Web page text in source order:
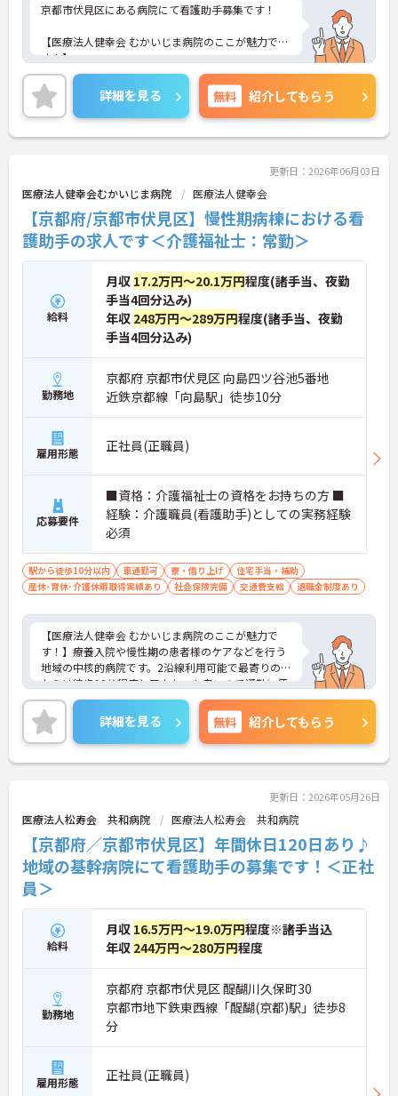
京都市伏見区にある病院にて看護助手募集です！
【医療法人健幸会 むかいじま病院のここが魅力で
す！】
療養入院や慢性期の患者様のケアなどを行う地域の
中核的病院です。2沿線利用可能で最寄りの駅からは
徒歩10分程度とアクセスも良いので通勤に便利で
す。残業が月平均5時間程度と少なく、賞与や各種手
当が充実していたりなど、長く勤めやすい環境で
ご興味のある方はお気軽にご相談ください。面接対
策など詳細をお伝えいたします。
詳細を見る 無料 紹介してもらう
更新日：2026年06月03日
医療法人健幸会むかいじま病院 医療法人健幸会
【京都府/京都市伏見区】慢性期病棟における看
護助手の求人です＜介護福祉士：常勤＞
給料
月収 17.2万円～20.1万円程度(諸手当、夜勤
手当4回分込み)
年収 248万円～289万円程度(諸手当、夜勤
手当4回分込み)
勤務地
京都府 京都市伏見区 向島四ツ谷池5番地
近鉄京都線「向島駅」徒歩10分
雇用形態 正社員(正職員)
応募要件
■資格：介護福祉士の資格をお持ちの方 ■
経験：介護職員(看護助手)としての実務経験
必須
駅から徒歩10分以内 車通勤可 寮・借り上げ
住宅手当・補助
産休･育休･介護休暇取得実績あり
社会保険完備 交通費支給 退職金制度あり
【医療法人健幸会 むかいじま病院のここが魅力で
す！】療養入院や慢性期の患者様のケアなどを行う
地域の中核的病院です。2沿線利用可能で最寄りの駅
からは徒歩10分程度とアクセスも良いので通勤に便
利です。残業が月平均5時間程度と少なく、賞与や各
種手当が充実していたりなど、長く勤めやすい環境
です。ご興味のある方はお気軽にご相談ください。
面接対策など詳細をお伝えいたします。
詳細を見る 無料 紹介してもらう
更新日：2026年05月26日
医療法人松寿会 共和病院 医療法人松寿会 共和病院
【京都府／京都市伏見区】年間休日120日あり♪
地域の基幹病院にて看護助手の募集です！＜正社
員＞
給料
月収 16.5万円～19.0万円程度※諸手当込
年収 244万円～280万円程度
勤務地
京都府 京都市伏見区 醍醐川久保町30
京都市地下鉄東西線「醍醐(京都)駅」徒歩8
分
雇用形態 正社員(正職員)